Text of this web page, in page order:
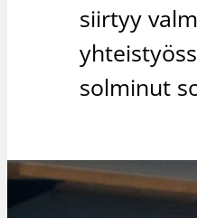
siirtyy
solminut